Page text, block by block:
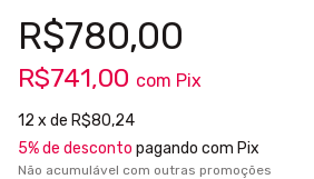
R$780,00
R$741,00 com Pix
12 x de R$80,24
5% de desconto pagando com Pix
Não acumulável com outras promoções